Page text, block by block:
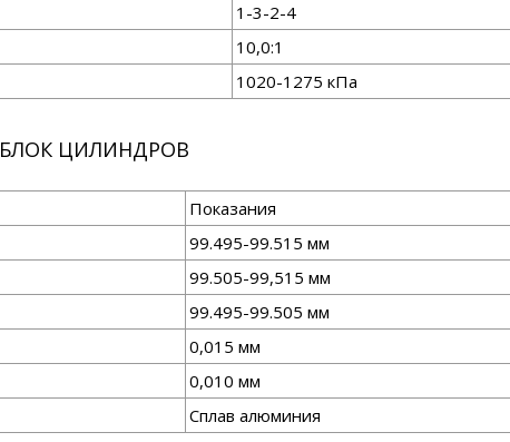
1-3-2-4
10,0:1
1020-1275 кПа
БЛОК ЦИЛИНДРОВ
Показания
99.495-99.515 мм
99.505-99,515 мм
99.495-99.505 мм
0,015 мм
0,010 мм
Сплав алюминия